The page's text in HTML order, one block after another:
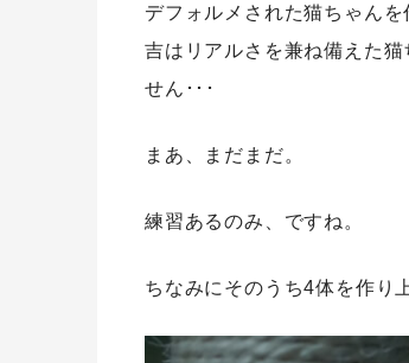
デフォルメされた猫ちゃん
吉はリアルさを兼ね備えた
せん･･･
まあ、まだまだ。
練習あるのみ、ですね。
ちなみにそのうち4体を作り